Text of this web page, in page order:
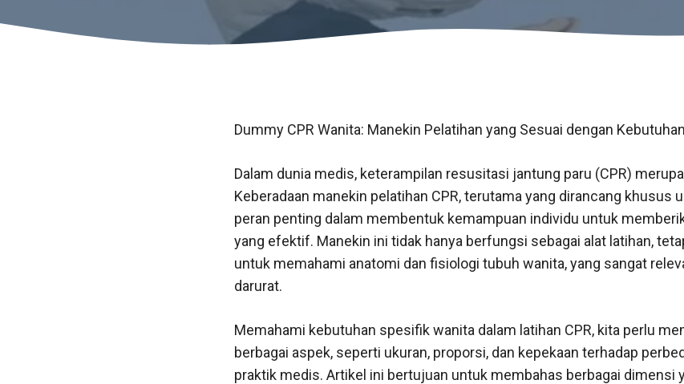
Dummy CPR Wanita: Manekin Pelatihan yang Sesuai dengan
Dalam dunia medis, keterampilan resusitasi jantung paru (CPR)
Keberadaan manekin pelatihan CPR, terutama yang dirancang khusus
peran penting dalam membentuk kemampuan individu untuk
yang efektif. Manekin ini tidak hanya berfungsi sebagai alat latihan,
untuk memahami anatomi dan fisiologi tubuh wanita, yang sangat
darurat.
Memahami kebutuhan spesifik wanita dalam latihan CPR, kita perlu
berbagai aspek, seperti ukuran, proporsi, dan kepekaan terhadap
praktik medis. Artikel ini bertujuan untuk membahas berbagai dimensi